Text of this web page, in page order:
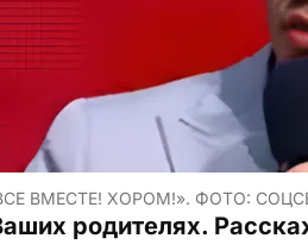
ВМЕСТЕ! ХОРОМ!». ФОТО:
родителях.